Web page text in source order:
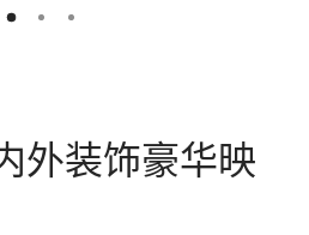
1
外装饰豪华映